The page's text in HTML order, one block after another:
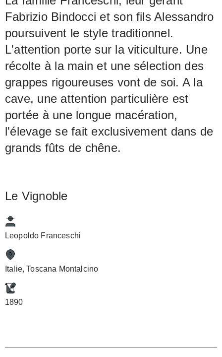
Fabrizio Bindocci et son fils Alessandro
poursuivent le style traditionnel.
L'attention porte sur la viticulture. Une
récolte à la main et une sélection des
grappes rigoureuses vont de soi. A la
cave, une attention particulière est
portée à une longue macération,
l'élevage se fait exclusivement dans de
grands fûts de chêne.
Le Vignoble
Leopoldo Franceschi
Italie, Toscana Montalcino
1890